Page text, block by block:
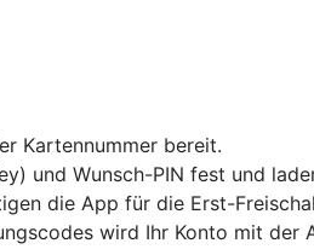
Kartennummer bereit.
und Wunsch-PIN fest und
die App für die Erst-
wird Ihr Konto mit der